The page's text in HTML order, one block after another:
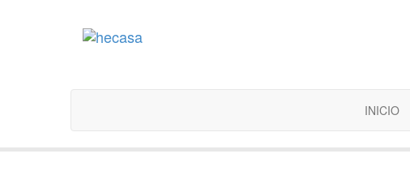
INICIO